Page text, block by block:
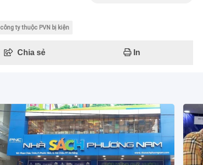
công ty thuộc PVN bị kiện
Chia sẻ In